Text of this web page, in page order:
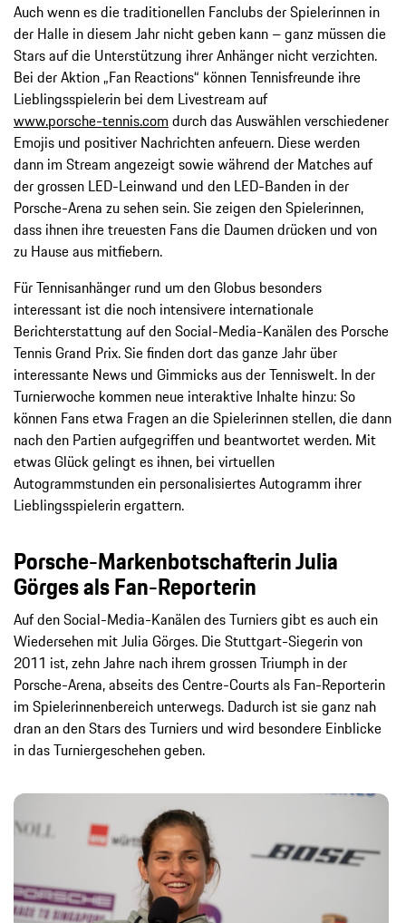
Auch wenn es die traditionellen Fanclubs der Spielerinnen in
der Halle in diesem Jahr nicht geben kann – ganz müssen die
Stars auf die Unterstützung ihrer Anhänger nicht verzichten.
Bei der Aktion „Fan Reactions“ können Tennisfreunde ihre
Lieblingsspielerin bei dem Livestream auf
www.porsche-tennis.com durch das Auswählen verschiedener
Emojis und positiver Nachrichten anfeuern. Diese werden
dann im Stream angezeigt sowie während der Matches auf
der grossen LED-Leinwand und den LED-Banden in der
Porsche-Arena zu sehen sein. Sie zeigen den Spielerinnen,
dass ihnen ihre treuesten Fans die Daumen drücken und von
zu Hause aus mitfiebern.
Für Tennisanhänger rund um den Globus besonders
interessant ist die noch intensivere internationale
Berichterstattung auf den Social-Media-Kanälen des Porsche
Tennis Grand Prix. Sie finden dort das ganze Jahr über
interessante News und Gimmicks aus der Tenniswelt. In der
Turnierwoche kommen neue interaktive Inhalte hinzu: So
können Fans etwa Fragen an die Spielerinnen stellen, die dann
nach den Partien aufgegriffen und beantwortet werden. Mit
etwas Glück gelingt es ihnen, bei virtuellen
Autogrammstunden ein personalisiertes Autogramm ihrer
Lieblingsspielerin ergattern.
Porsche-Markenbotschafterin Julia
Görges als Fan-Reporterin
Auf den Social-Media-Kanälen des Turniers gibt es auch ein
Wiedersehen mit Julia Görges. Die Stuttgart-Siegerin von
2011 ist, zehn Jahre nach ihrem grossen Triumph in der
Porsche-Arena, abseits des Centre-Courts als Fan-Reporterin
im Spielerinnenbereich unterwegs. Dadurch ist sie ganz nah
dran an den Stars des Turniers und wird besondere Einblicke
in das Turniergeschehen geben.